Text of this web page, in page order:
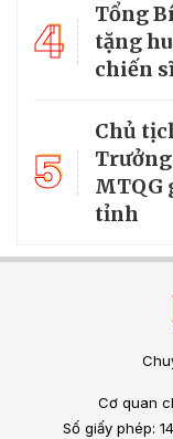
4
Tổng
tặng
chiến
5
Chủ
MTQG
tỉnh
Cơ quan
Số giấy phép: